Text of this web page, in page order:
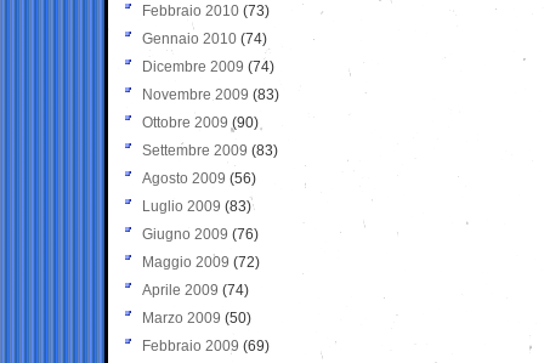
Febbraio 2010 (73)
Gennaio 2010 (74)
Dicembre 2009 (74)
Novembre 2009 (83)
Ottobre 2009 (90)
Settembre 2009 (83)
Agosto 2009 (56)
Luglio 2009 (83)
Giugno 2009 (76)
Maggio 2009 (72)
Aprile 2009 (74)
Marzo 2009 (50)
Febbraio 2009 (69)